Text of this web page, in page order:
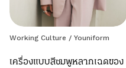
Working Culture / Youniform
เครื่องแบบสีชมพูหลากเฉดของ